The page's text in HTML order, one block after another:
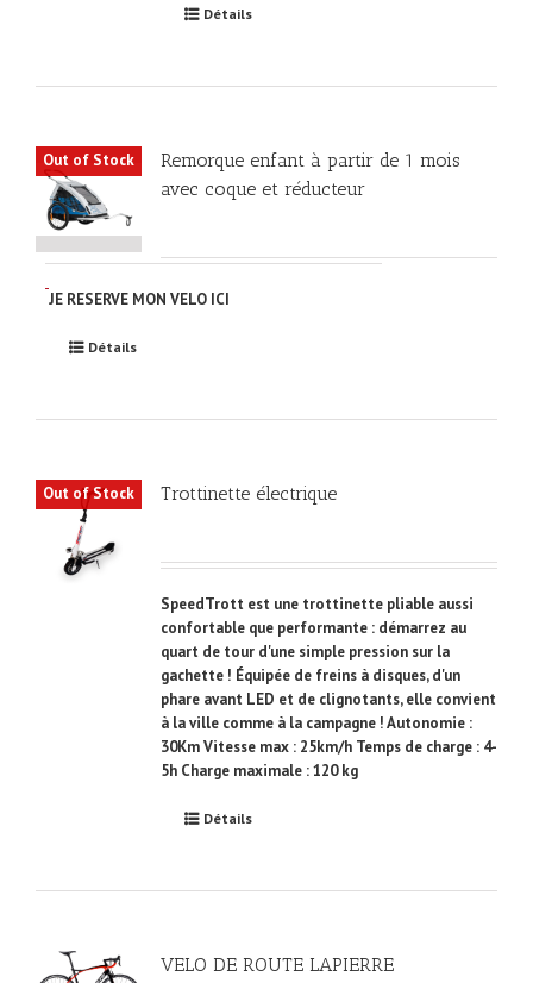
Détails
Out of Stock
Remorque enfant à partir de 1 mois
avec coque et réducteur
JE RESERVE MON VELO ICI
Détails
Out of Stock Trottinette électrique
SpeedTrott est une trottinette pliable aussi
confortable que performante : démarrez au
quart de tour d'une simple pression sur la
gachette ! Équipée de freins à disques, d'un
phare avant LED et de clignotants, elle convient
à la ville comme à la campagne ! Autonomie :
30Km Vitesse max : 25km/h Temps de charge : 4-
5h Charge maximale : 120 kg
Détails
VELO DE ROUTE LAPIERRE